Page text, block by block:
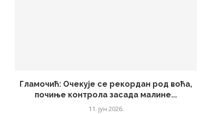
Гламочић: Очекује се рекордан род воћа,
почиње контрола засада малине...
11. јун 2026.